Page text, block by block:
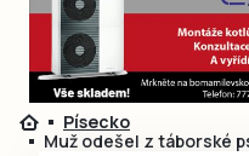
Písecko
Muž odešel z táborské